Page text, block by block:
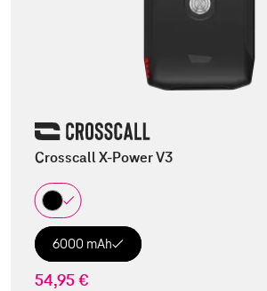
Crosscall X-Power V3
6000 mAh
54,95 €